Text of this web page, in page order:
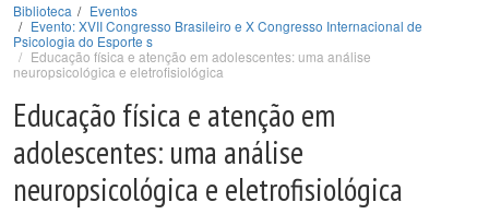
Biblioteca
Eventos
Evento: XVII Congresso Brasileiro e X Congresso Internacional de
Psicologia do Esporte s
Educação física e atenção em adolescentes: uma análise
neuropsicológica e eletrofisiológica
Educação física e atenção em
adolescentes: uma análise
neuropsicológica e eletrofisiológica